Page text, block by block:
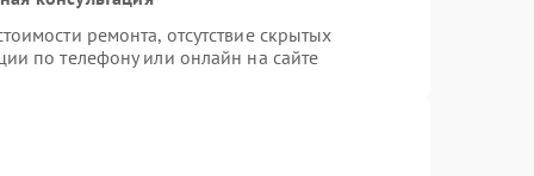
ремонта, отсутствие скрытых
по телефону или онлайн на сайте